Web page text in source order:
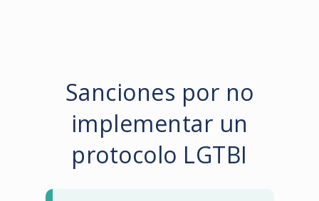
Sanciones por no
implementar un
protocolo LGTBI